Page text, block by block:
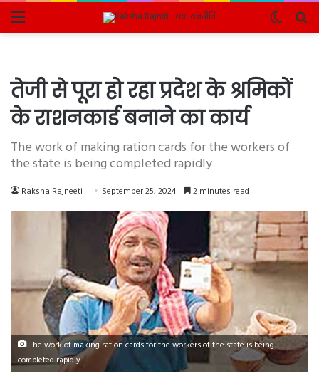
Menu
Switch
skin
तेजी से पूरा हो रहा प्रदेश के श्रमिकों
के राशनकार्ड बनाने का कार्य
The work of making ration cards for the workers of
the state is being completed rapidly
Raksha Rajneeti September 25, 2024 2 minutes read
The work of making ration cards for the workers of the state is being
completed rapidly